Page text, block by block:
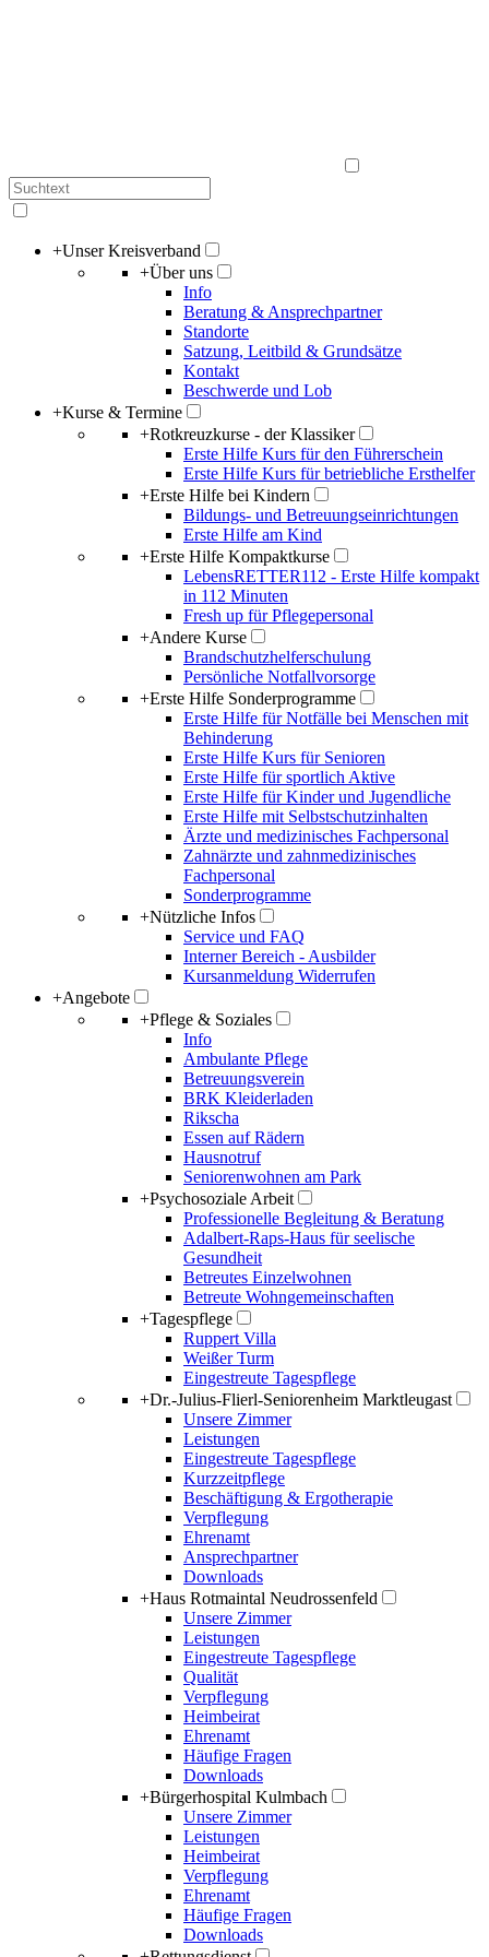
+Unser Kreisverband
+Über uns
Info
Beratung & Ansprechpartner
Standorte
Satzung, Leitbild & Grundsätze
Kontakt
Beschwerde und Lob
+Kurse & Termine
+Rotkreuzkurse - der Klassiker
Erste Hilfe Kurs für den Führerschein
Erste Hilfe Kurs für betriebliche Ersthelfer
+Erste Hilfe bei Kindern
Bildungs- und Betreuungseinrichtungen
Erste Hilfe am Kind
+Erste Hilfe Kompaktkurse
LebensRETTER112 - Erste Hilfe kompakt
in 112 Minuten
Fresh up für Pflegepersonal
+Andere Kurse
Brandschutzhelferschulung
Persönliche Notfallvorsorge
+Erste Hilfe Sonderprogramme
Erste Hilfe für Notfälle bei Menschen mit
Behinderung
Erste Hilfe Kurs für Senioren
Erste Hilfe für sportlich Aktive
Erste Hilfe für Kinder und Jugendliche
Erste Hilfe mit Selbstschutzinhalten
Ärzte und medizinisches Fachpersonal
Zahnärzte und zahnmedizinisches
Fachpersonal
Sonderprogramme
+Nützliche Infos
Service und FAQ
Interner Bereich - Ausbilder
Kursanmeldung Widerrufen
+Angebote
+Pflege & Soziales
Info
Ambulante Pflege
Betreuungsverein
BRK Kleiderladen
Rikscha
Essen auf Rädern
Hausnotruf
Seniorenwohnen am Park
+Psychosoziale Arbeit
Professionelle Begleitung & Beratung
Adalbert-Raps-Haus für seelische
Gesundheit
Betreutes Einzelwohnen
Betreute Wohngemeinschaften
+Tagespflege
Ruppert Villa
Weißer Turm
Eingestreute Tagespflege
+Dr.-Julius-Flierl-Seniorenheim Marktleugast
Unsere Zimmer
Leistungen
Eingestreute Tagespflege
Kurzzeitpflege
Beschäftigung & Ergotherapie
Verpflegung
Ehrenamt
Ansprechpartner
Downloads
+Haus Rotmaintal Neudrossenfeld
Unsere Zimmer
Leistungen
Eingestreute Tagespflege
Qualität
Verpflegung
Heimbeirat
Ehrenamt
Häufige Fragen
Downloads
+Bürgerhospital Kulmbach
Unsere Zimmer
Leistungen
Heimbeirat
Verpflegung
Ehrenamt
Häufige Fragen
Downloads